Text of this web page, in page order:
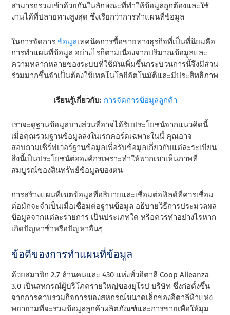
สามารถรวมเข้าด้วยกันในลักษณะที่ทําให้ข้อมูลถูกต้องและใช้
งานได้ที่ปลายทางสูงสุด ซึ่งเรียกว่าการทําแผนที่ข้อมูล
ในการจัดการข้อมูลเทคนิคการซื้อขายทางธุรกิจที่เป็นที่นิยมคือ
การทําแผนที่ข้อมูล อย่างไรก็ตามเนื่องจากปริมาณข้อมูลและ
ความหลากหลายของระบบที่ใช้มันเพิ่มขึ้นกระบวนการนี้จึงมีส่วน
ร่วมมากขึ้นจําเป็นต้องใช้เทคโนโลยีอัตโนมัติและมีประสิทธิภาพ
เรียนรู้เกี่ยวกับ: การจัดการข้อมูลลูกค้า
เราจะดูฐานข้อมูลบางส่วนที่อาจได้รับประโยชน์จากแนวคิดนี้
เมื่อคุณรวมฐานข้อมูลลงในเรกคอร์ดเฉพาะในนี้ คุณอาจ
สอบถามเซิร์ฟเวอร์ฐานข้อมูลเพื่อรับข้อมูลเกี่ยวกับแต่ละระเบียน
สิ่งนี้เป็นประโยชน์ต่อองค์กรเพราะทําให้พวกเขาเห็นภาพที่
สมบูรณ์ของสินทรัพย์ข้อมูลของตน
การสร้างแผนที่เขตข้อมูลที่อธิบายและเชื่อมต่อฟิลด์ที่ควรเชื่อม
ต่อมักจะจําเป็นเมื่อเชื่อมต่อฐานข้อมูล อธิบายวิธีการประมวลผล
ข้อมูลจากแต่ละรายการ เป็นประเภทใด หรือควรทําอย่างไรหาก
เกิดปัญหาซ้ําหรือปัญหาอื่นๆ
ข้อดีของการทําแผนที่ข้อมูล
ด้วยสมาชิก 2.7 ล้านคนและ 430 แห่งทั่วอิตาลี Coop Alleanza
3.0 เป็นสหกรณ์ผู้บริโภครายใหญ่ของยุโรป บริษัท ซึ่งก่อตั้งขึ้น
จากการควบรวมกิจการของสหกรณ์ขนาดเล็กของอิตาลีห้าแห่ง
พยายามที่จะรวมข้อมูลลูกค้าผลิตภัณฑ์และการขายเพื่อให้มุม